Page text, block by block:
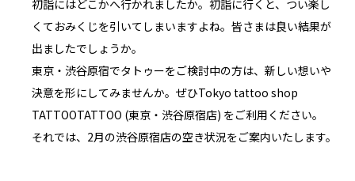
初詣にはどこかへ行かれましたか。初詣に行くと、つい楽し
くておみくじを引いてしまいますよね。皆さまは良い結果が
出ましたでしょうか。
東京・渋谷原宿でタトゥーをご検討中の方は、新しい想いや
決意を形にしてみませんか。ぜひTokyo tattoo shop
TATTOOTATTOO (東京・渋谷原宿店) をご利用ください。
それでは、2月の渋谷原宿店の空き状況をご案内いたします。